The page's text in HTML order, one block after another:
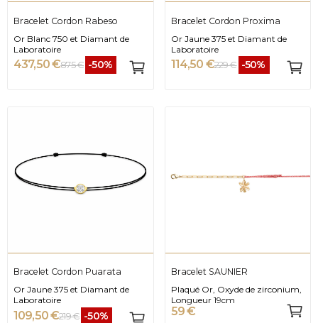
Bracelet Cordon Rabeso
Or Blanc 750 et Diamant de
Laboratoire
437,50 €875 € -50%
Bracelet Cordon Proxima
Or Jaune 375 et Diamant de
Laboratoire
114,50 €229 € -50%
Bracelet Cordon Puarata
Or Jaune 375 et Diamant de
Laboratoire
109,50 €219 € -50%
Bracelet SAUNIER
Plaqué Or, Oxyde de zirconium,
Longueur 19cm
59 €